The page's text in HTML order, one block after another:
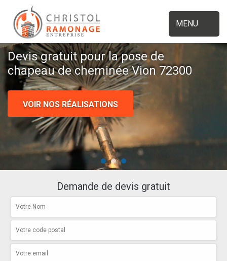
MENU
Devis gratuit pour la pose de
chapeau de cheminée Vion 72300
VOIR NOS RÉALISATIONS
Demande de devis gratuit